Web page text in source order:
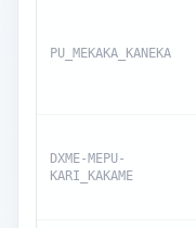
PU_MEKAKA_KANEKA
DXME-MEPU-
KARI_KAKAME